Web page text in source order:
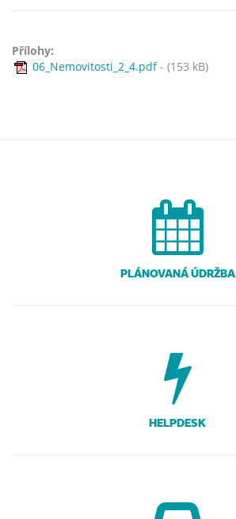
Přílohy:
06_Nemovitosti_2_4.pdf- (153 kB)
PLÁNOVANÁ ÚDRŽBA
HELPDESK